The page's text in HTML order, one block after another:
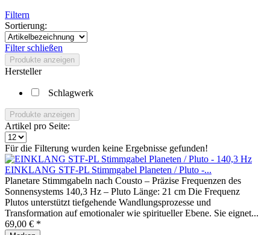
Filtern
Sortierung:
Filter schließen
Produkte anzeigen
Hersteller
Schlagwerk
Produkte anzeigen
Artikel pro Seite:
Für die Filterung wurden keine Ergebnisse gefunden!
EINKLANG STF-PL Stimmgabel Planeten / Pluto -...
Planetare Stimmgabeln nach Cousto – Präzise Frequenzen des
Sonnensystems 140,3 Hz – Pluto Länge: 21 cm Die Frequenz
Plutos unterstützt tiefgehende Wandlungsprozesse und
Transformation auf emotionaler wie spiritueller Ebene. Sie eignet...
69,00 € *